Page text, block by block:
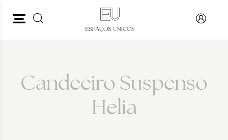
Candeeiro Suspenso
Helia
PESQUISAR